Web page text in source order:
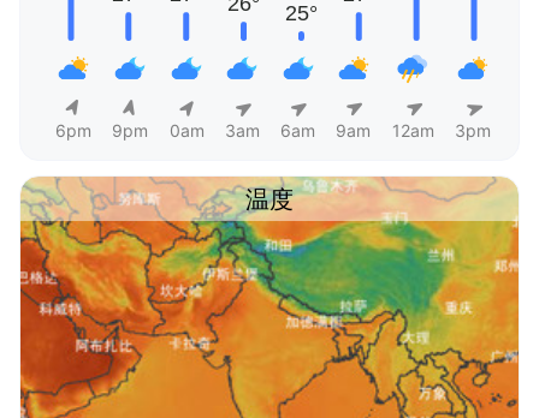
6pm 9pm 0am 3am 6am 9am 12am 3pm
温度